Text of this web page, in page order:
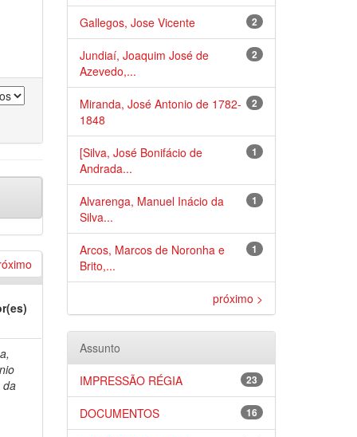
da
2
Gallegos, Jose Vicente
2
Jundiaí, Joaquim José de
Azevedo,...
2
Miranda, José Antonio de 1782-
1848
1
[Silva, José Bonifácio de
Andrada...
1
Alvarenga, Manuel Inácio da
Silva...
1
Arcos, Marcos de Noronha e
Brito,...
próximo >
Assunto
23
IMPRESSÃO RÉGIA
16
DOCUMENTOS